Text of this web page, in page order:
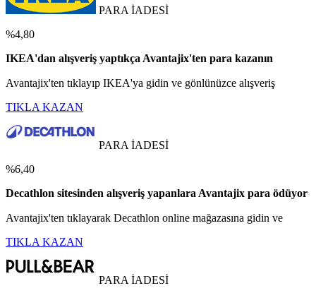
PARA İADESİ
%4,80
IKEA'dan alışveriş yaptıkça Avantajix'ten para kazanın
Avantajix'ten tıklayıp IKEA'ya gidin ve gönlünüzce alışveriş
TIKLA KAZAN
PARA İADESİ
%6,40
Decathlon sitesinden alışveriş yapanlara Avantajix para ödüyor
Avantajix'ten tıklayarak Decathlon online mağazasına gidin ve
TIKLA KAZAN
PARA İADESİ